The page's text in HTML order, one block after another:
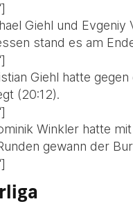
Giehl und
stand es am
Giehl hatte
(20:12).
Winkler hatte
gewann der